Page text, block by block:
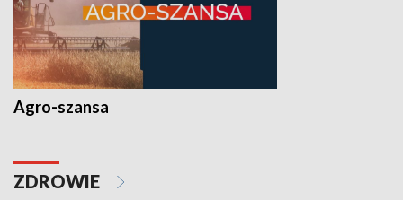
Agro-szansa
ZDROWIE